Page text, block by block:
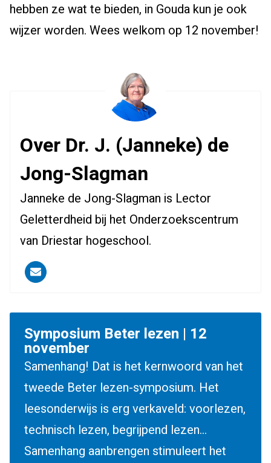
hebben ze wat te bieden, in Gouda kun je ook
wijzer worden. Wees welkom op 12 november!
Over Dr. J. (Janneke) de
Jong-Slagman
Janneke de Jong-Slagman is Lector
Geletterdheid bij het Onderzoekscentrum
van Driestar hogeschool.
Driestar.Contact.Email
Symposium Beter lezen | 12
november
Samenhang! Dat is het kernwoord van het
tweede Beter lezen-symposium. Het
leesonderwijs is erg verkaveld: voorlezen,
technisch lezen, begrijpend lezen...
Samenhang aanbrengen stimuleert het